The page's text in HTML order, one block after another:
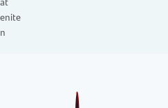
enite
n